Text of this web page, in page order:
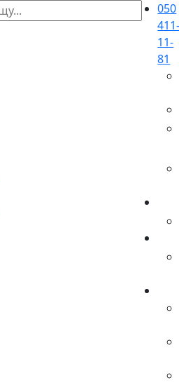
050
11-
81